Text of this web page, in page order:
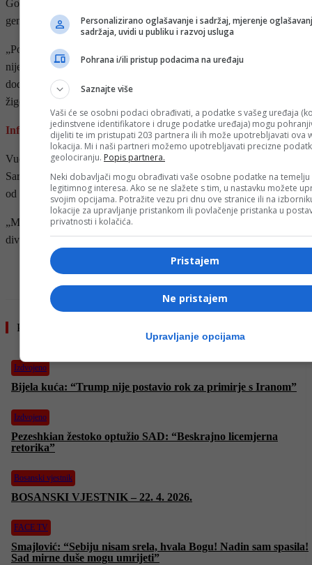
Govoreći o Srebrenici, Vučić je ponovio stav da ne prihvata termin
genocid, ali da je iskazao pijetet i poštovanje prema žrtvama.
„Pognuo sam glavu pred žrtvama i pokazao poštovanje. Nekima to
nije bilo dovoljno jer su željeli političku predstavu“, rekao je,
dodajući da je rezoluciju u UN-u doživio kao “pokušaj političkog
žigosanja Srbije”.
Infrastruktura i regionalna saradnja
Vučić je istakao važnost projekata poput autoputa Beograd –
Sarajevo, ali je naglasio da će energetika u budućnosti biti važnija
od saobraćaja.
„Moramo graditi energetsku infrastrukturu, povezivati se i
diverzificirati izvore. To je budućnost regiona“, zaključio je.
- OGLAS -
Pročitajte još
Izdvojeno
Bijela kuća: “Trump nije postavio rok za primirje s Iranom”
Izdvojeno
Pezeshkian žestoko optužio SAD: “Beskrajno licemjerna
retorika”
Bosanski vjestnik
BOSANSKI VJESTNIK – 22. 4. 2026.
FACE TV
Smajlović: “Sebiju nisam srela, hvala Bogu! Nadin sam spasila!
Sad mirne duše mogu umrijeti”
Personalizirano oglašavanje i sadržaj, mjerenje
sadržaja, uvidi u publiku i razvoj usluga
Pohrana i/ili pristup podacima na uređaju
Saznajte više
Vaši će se osobni podaci obrađivati, a podatke s vašeg uređaja
jedinstvene identifikatore i druge podatke uređaja) mogu
dijeliti te im pristupati 203 partnera ili ih može upotrebljavati ova
lokacija. Mi i naši partneri možemo upotrebljavati precizne
geolociranju. Popis partnera.
Neki dobavljači mogu obrađivati vaše osobne podatke na temelju
legitimnog interesa. Ako se ne slažete s tim, u nastavku možete
svojim opcijama. Potražite vezu pri dnu ove stranice ili na
lokacije za upravljanje pristankom ili povlačenje pristanka u
privatnosti i kolačića.
Pristajem
Ne pristajem
Upravljanje opcijama